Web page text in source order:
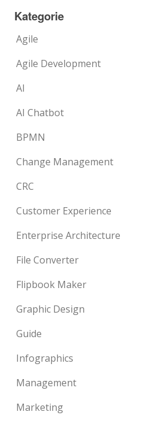
Kategorie
Agile
Agile Development
AI
AI Chatbot
BPMN
Change Management
CRC
Customer Experience
Enterprise Architecture
File Converter
Flipbook Maker
Graphic Design
Guide
Infographics
Management
Marketing